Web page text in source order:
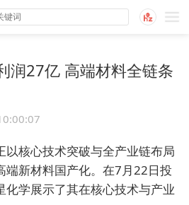
润27亿 高端材料全链条
以核心技术突破与全产业链布局
端新材料国产化。在7月22日投
化学展示了其在核心技术与产业